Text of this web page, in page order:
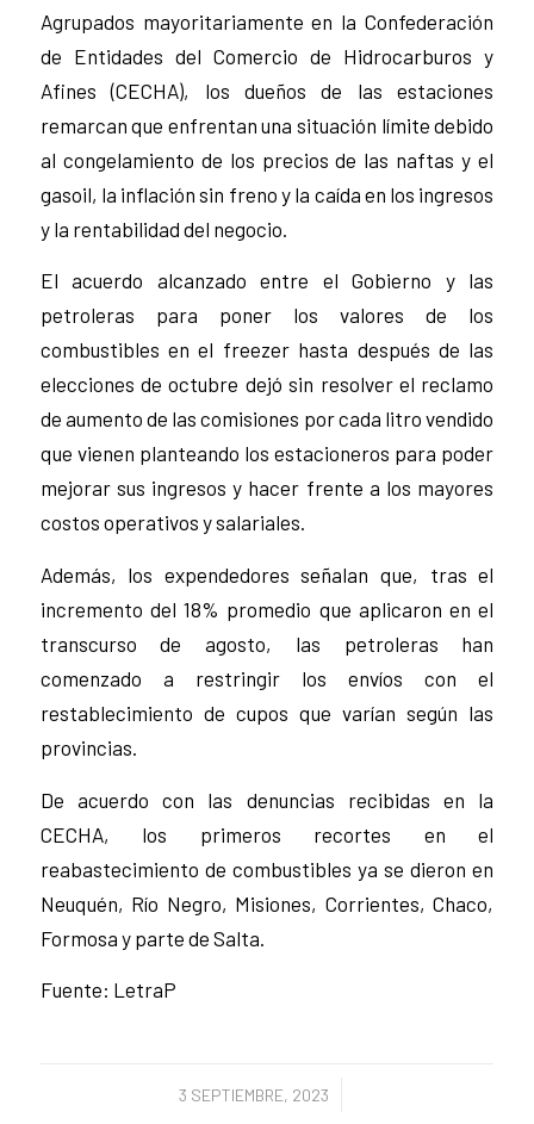
Agrupados mayoritariamente en la Confederación
de Entidades del Comercio de Hidrocarburos y
Afines (CECHA), los dueños de las estaciones
remarcan que enfrentan una situación límite debido
al congelamiento de los precios de las naftas y el
gasoil, la inflación sin freno y la caída en los ingresos
y la rentabilidad del negocio.
El acuerdo alcanzado entre el Gobierno y las
petroleras para poner los valores de los
combustibles en el freezer hasta después de las
elecciones de octubre dejó sin resolver el reclamo
de aumento de las comisiones por cada litro vendido
que vienen planteando los estacioneros para poder
mejorar sus ingresos y hacer frente a los mayores
costos operativos y salariales.
Además, los expendedores señalan que, tras el
incremento del 18% promedio que aplicaron en el
transcurso de agosto, las petroleras han
comenzado a restringir los envíos con el
restablecimiento de cupos que varían según las
provincias.
De acuerdo con las denuncias recibidas en la
CECHA, los primeros recortes en el
reabastecimiento de combustibles ya se dieron en
Neuquén, Río Negro, Misiones, Corrientes, Chaco,
Formosa y parte de Salta.
Fuente: LetraP
3 SEPTIEMBRE, 2023
/